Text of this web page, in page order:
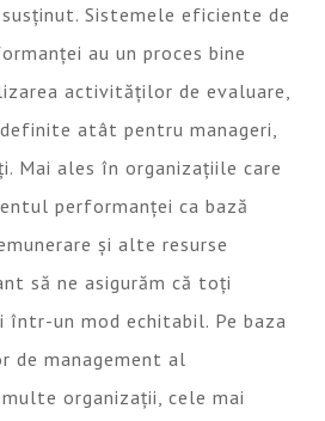
Sistemele eficiente de
au un proces bine
activităților de evaluare,
atât pentru manageri,
Mai ales în organizațiile care
performanței ca bază
și alte resurse
să ne asigurăm că toți
un mod echitabil. Pe baza
de management al
organizații, cele mai